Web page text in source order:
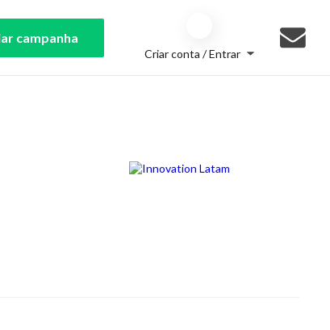
campanha
Criar conta / Entrar